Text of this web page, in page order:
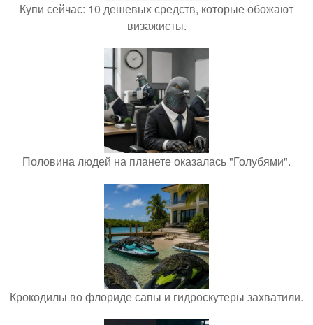
Купи сейчас: 10 дешевых средств, которые обожают
визажисты.
Половина людей на планете оказалась "Голубями".
Крокодилы во флориде сапы и гидроскутеры захватили.